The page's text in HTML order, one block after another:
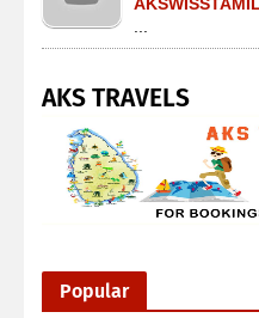
...
AKS TRAVELS
Popular